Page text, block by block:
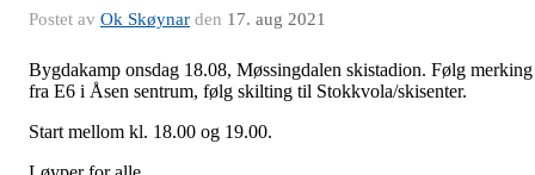
Postet av Ok Skøynar den 17. aug 2021
Bygdakamp onsdag 18.08, Møssingdalen skistadion. Følg merking
fra E6 i Åsen sentrum, følg skilting til Stokkvola/skisenter.
Start mellom kl. 18.00 og 19.00.